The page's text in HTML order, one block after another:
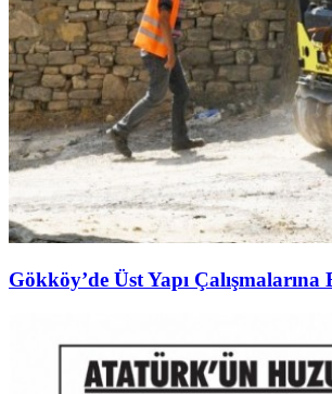
Gökköy’de Üst Yapı Çalışmalarına